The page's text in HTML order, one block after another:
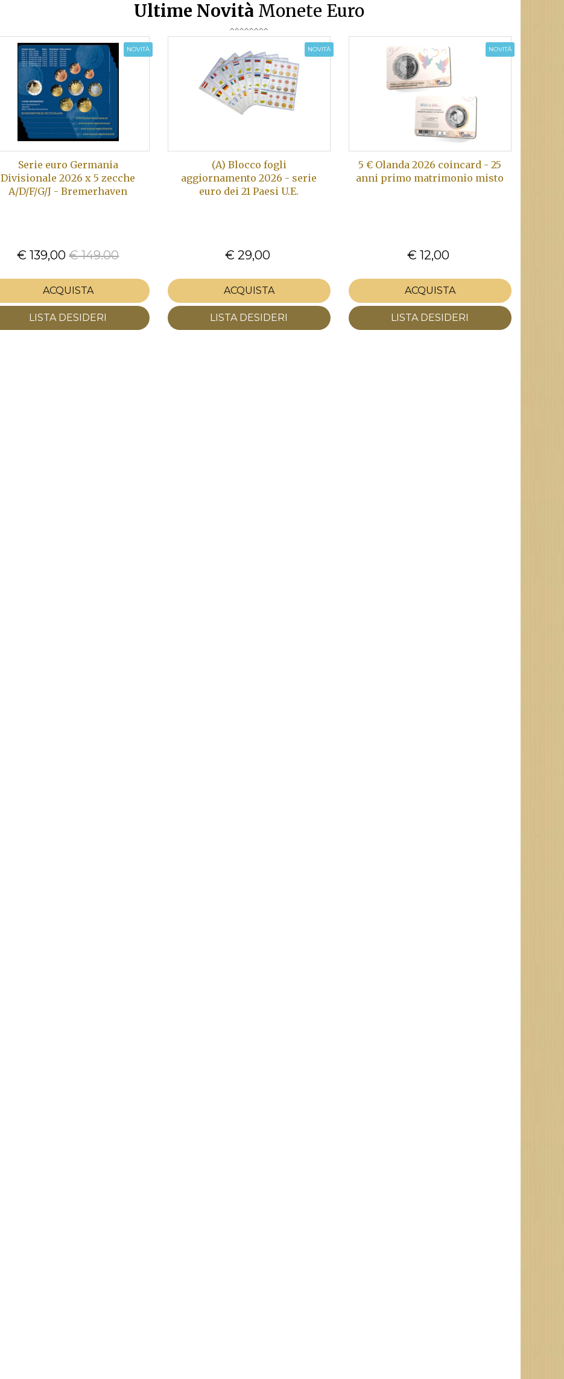
Ultime Novità Monete Euro
NOVITÀ
Serie euro Germania
Divisionale 2026 x 5 zecche
A/D/F/G/J - Bremerhaven
€ 139,00 € 149.00
ACQUISTA
LISTA DESIDERI
NOVITÀ
(A) Blocco fogli
aggiornamento 2026 - serie
euro dei 21 Paesi U.E.
€ 29,00
ACQUISTA
LISTA DESIDERI
NOVITÀ
5 € Olanda 2026 coincard - 25
anni primo matrimonio misto
€ 12,00
ACQUISTA
LISTA DESIDERI